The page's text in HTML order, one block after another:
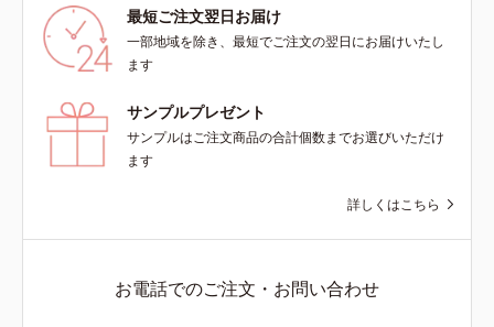
最短ご注文翌日お届け
一部地域を除き、最短でご注文の翌日にお届けいたし
ます
サンプルプレゼント
サンプルはご注文商品の合計個数までお選びいただけ
ます
詳しくはこちら
お電話でのご注文・お問い合わせ